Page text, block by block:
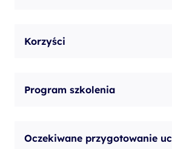
Korzyści
Program szkolenia
Oczekiwane przygotowanie